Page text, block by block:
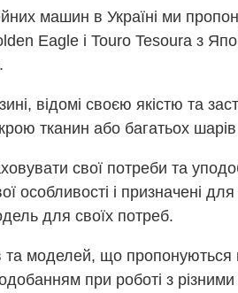
машин в Україні ми
Eagle і Touro Tesoura з
відомі своєю якістю та
тканин або багатьох
свої потреби та
особливості і призначені
для своїх потреб.
та моделей, що
при роботі з